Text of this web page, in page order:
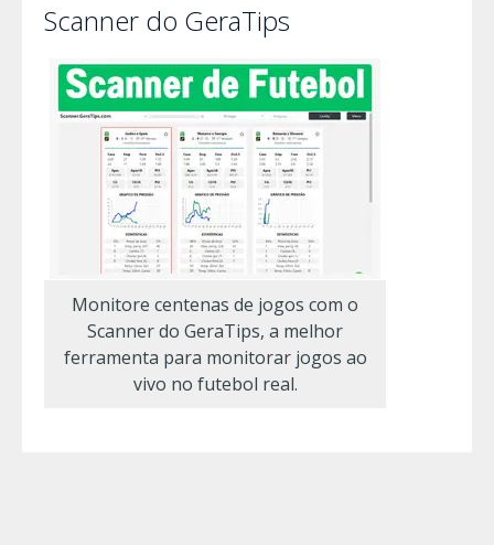
Scanner do GeraTips
Monitore centenas de jogos com o
Scanner do GeraTips, a melhor
ferramenta para monitorar jogos ao
vivo no futebol real.